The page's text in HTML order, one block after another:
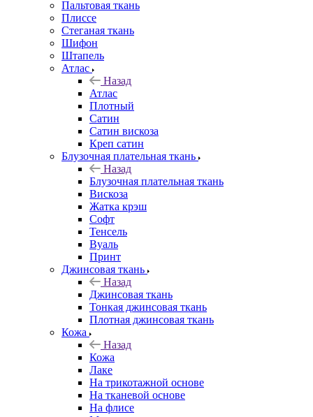
Пальтовая ткань
Плиссе
Стеганая ткань
Шифон
Штапель
Атлас
Назад
Атлас
Плотный
Сатин
Сатин вискоза
Креп сатин
Блузочная плательная ткань
Назад
Блузочная плательная ткань
Вискоза
Жатка крэш
Софт
Тенсель
Вуаль
Принт
Джинсовая ткань
Назад
Джинсовая ткань
Тонкая джинсовая ткань
Плотная джинсовая ткань
Кожа
Назад
Кожа
Лаке
На трикотажной основе
На тканевой основе
На флисе